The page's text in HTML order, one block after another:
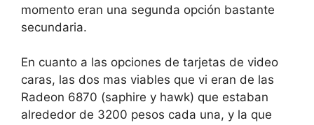
momento eran una segunda opción bastante
secundaria.
En cuanto a las opciones de tarjetas de video
caras, las dos mas viables que vi eran de las
Radeon 6870 (saphire y hawk) que estaban
alrededor de 3200 pesos cada una, y la que